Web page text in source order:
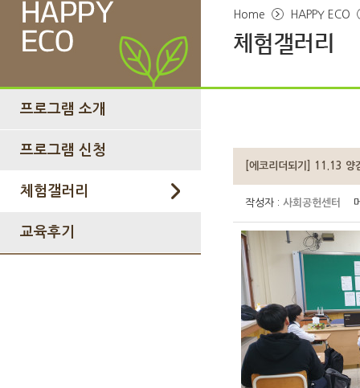
프로그램 소개
프로그램 신청
체험갤러리
교육후기
Home HAPPY ECO
[에코리더되기] 11.13 양
작성자 : 사회공헌센터